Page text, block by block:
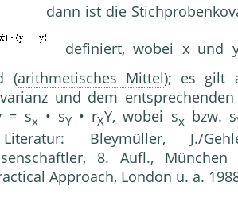
dann ist die
definiert, wobei x und
(arithmetisches Mittel); es
und dem
= sx• sY• rXY, wobei sxbzw. s
Literatur: Bleymüller, J./
8. Aufl.,
Approach, London u. a.